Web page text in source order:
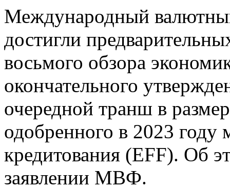
Международный
достигли
восьмого обзора
окончательного
очередной транш в
одобренного в 2023 году
кредитования (EFF). Об
заявлении МВФ.